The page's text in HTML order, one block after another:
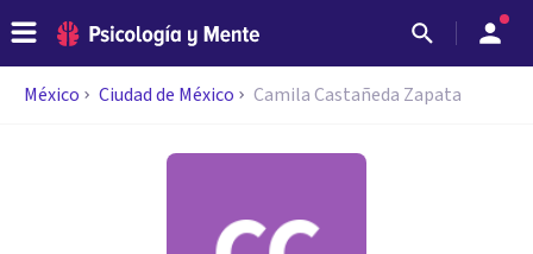
México Ciudad de México Camila Castañeda Zapata